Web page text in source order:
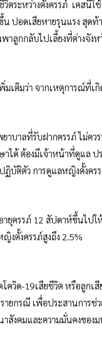
ตระหว่างตั้งครรภ์ เคสนี้
น ปอดเสียหายรุนแรง สุด
พาลูกกลับไปเลี้ยงที่ต่างจั
มเติมว่า จากเหตุการณ์ที่เ
ยาบาลที่รับฝากครรภ์ ไม่
าได้ ต้องมีเจ้าหน้าที่ดูแล
ฏิบัติตัว การดูแลหญิงตั้งคร
ายุครรภ์ 12 สัปดาห์ขึ้นไป
งตั้งครรภ์สูงถึง 2.5%
ควิด-19เสียชีวิต หรือลูกเ
ายกรณี เพื่อประสานการช่
าสังคมและความมั่นคงของ